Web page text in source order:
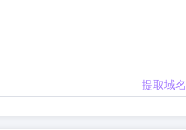
提取域名